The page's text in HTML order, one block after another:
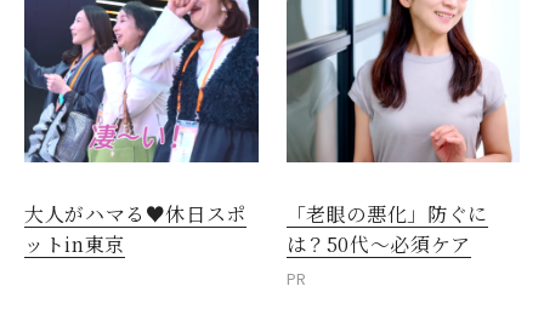
大人がハマる♥休日スポ
ットin東京
「老眼の悪化」防ぐに
は？50代～必須ケア
PR